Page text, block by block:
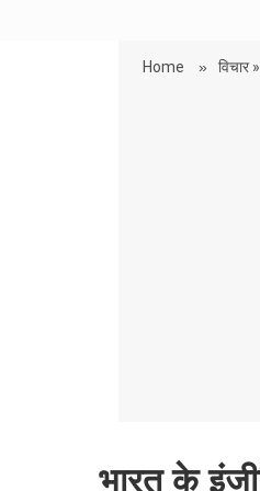
Home » विचार »
भारत के